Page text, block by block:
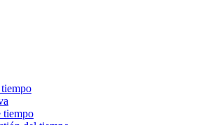
tiempo